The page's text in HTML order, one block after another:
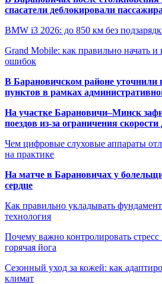
спасатели деблокировали пассажира
BMW i3 2026: до 850 км без
Grand Mobile: как правильно начать
ошибок
В Барановичском районе уточнили
пунктов в рамках
На участке Барановичи–Минск
поездов из-за ограничения
Чем цифровые слуховые аппараты
на практике
На матче в Барановичах у
сердце
Как правильно укладывать
технология
Почему важно контролировать
горячая йога
Сезонный уход за кожей: как
климат